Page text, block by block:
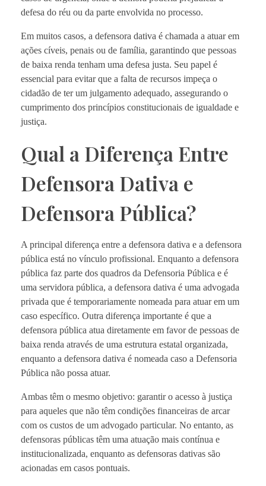
defesa do réu ou da parte envolvida no processo.
Em muitos casos, a defensora dativa é chamada a atuar em
ações cíveis, penais ou de família, garantindo que pessoas
de baixa renda tenham uma defesa justa. Seu papel é
essencial para evitar que a falta de recursos impeça o
cidadão de ter um julgamento adequado, assegurando o
cumprimento dos princípios constitucionais de igualdade e
justiça.
Qual a Diferença Entre
Defensora Dativa e
Defensora Pública?
A principal diferença entre a defensora dativa e a defensora
pública está no vínculo profissional. Enquanto a defensora
pública faz parte dos quadros da Defensoria Pública e é
uma servidora pública, a defensora dativa é uma advogada
privada que é temporariamente nomeada para atuar em um
caso específico. Outra diferença importante é que a
defensora pública atua diretamente em favor de pessoas de
baixa renda através de uma estrutura estatal organizada,
enquanto a defensora dativa é nomeada caso a Defensoria
Pública não possa atuar.
Ambas têm o mesmo objetivo: garantir o acesso à justiça
para aqueles que não têm condições financeiras de arcar
com os custos de um advogado particular. No entanto, as
defensoras públicas têm uma atuação mais contínua e
institucionalizada, enquanto as defensoras dativas são
acionadas em casos pontuais.